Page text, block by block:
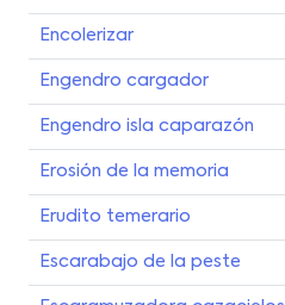
Encolerizar
Engendro cargador
Engendro isla caparazón
Erosión de la memoria
Erudito temerario
Escarabajo de la peste